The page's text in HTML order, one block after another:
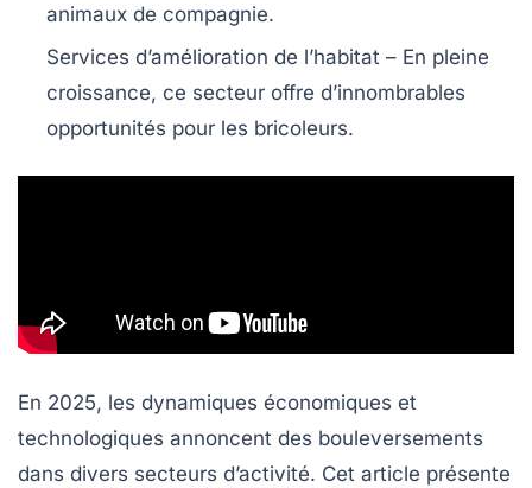
animaux de compagnie.
Services d’amélioration de l’habitat – En pleine
croissance, ce secteur offre d’innombrables
opportunités pour les bricoleurs.
En 2025, les dynamiques économiques et
technologiques annoncent des bouleversements
dans divers secteurs d’activité. Cet article présente